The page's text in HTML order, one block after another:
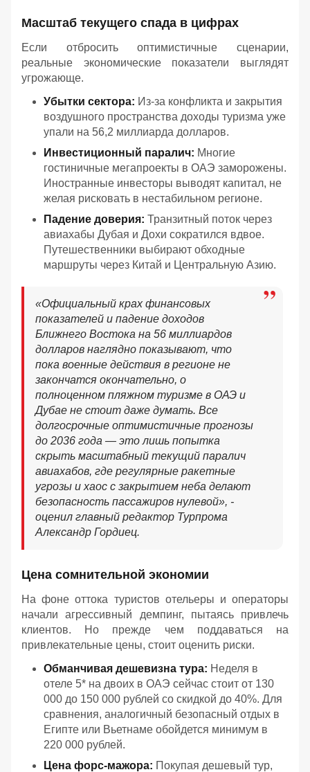
Масштаб текущего спада в цифрах
Если отбросить оптимистичные сценарии,
реальные экономические показатели выглядят
угрожающе.
Убытки сектора: Из-за конфликта и закрытия
воздушного пространства доходы туризма уже
упали на 56,2 миллиарда долларов.
Инвестиционный паралич: Многие
гостиничные мегапроекты в ОАЭ заморожены.
Иностранные инвесторы выводят капитал, не
желая рисковать в нестабильном регионе.
Падение доверия: Транзитный поток через
авиахабы Дубая и Дохи сократился вдвое.
Путешественники выбирают обходные
маршруты через Китай и Центральную Азию.
«Официальный крах финансовых
показателей и падение доходов
Ближнего Востока на 56 миллиардов
долларов наглядно показывают, что
пока военные действия в регионе не
закончатся окончательно, о
полноценном пляжном туризме в ОАЭ и
Дубае не стоит даже думать. Все
долгосрочные оптимистичные прогнозы
до 2036 года — это лишь попытка
скрыть масштабный текущий паралич
авиахабов, где регулярные ракетные
угрозы и хаос с закрытием неба делают
безопасность пассажиров нулевой», -
оценил главный редактор Турпрома
Александр Гордиец.
Цена сомнительной экономии
На фоне оттока туристов отельеры и операторы
начали агрессивный демпинг, пытаясь привлечь
клиентов. Но прежде чем поддаваться на
привлекательные цены, стоит оценить риски.
Обманчивая дешевизна тура: Неделя в
отеле 5* на двоих в ОАЭ сейчас стоит от 130
000 до 150 000 рублей со скидкой до 40%. Для
сравнения, аналогичный безопасный отдых в
Египте или Вьетнаме обойдется минимум в
220 000 рублей.
Цена форс-мажора: Покупая дешевый тур,